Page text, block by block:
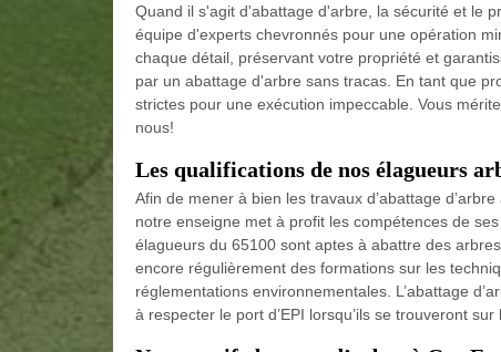
Quand il s'agit d'abattage d'arbre, la sécurité et le
équipe d'experts chevronnés pour une opération
chaque détail, préservant votre propriété et
par un abattage d'arbre sans tracas. En tant que
strictes pour une exécution impeccable. Vous
nous!
Les qualifications de nos élagueurs
Afin de mener à bien les travaux d’abattage
notre enseigne met à profit les compétences de
élagueurs du 65100 sont aptes à abattre des
encore régulièrement des formations sur les
réglementations environnementales. L’abattage
à respecter le port d’EPI lorsqu’ils se trouveront sur